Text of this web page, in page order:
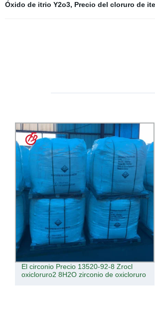
Óxido de itrio Y2o3, Precio del cloruro de
Venta directa de fábrica óxido de tierras
raras 99,99%Min polvo de óxido de itrio